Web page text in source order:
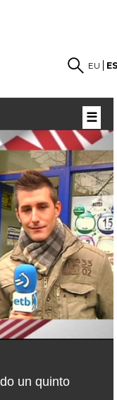
EU
un quinto
☰